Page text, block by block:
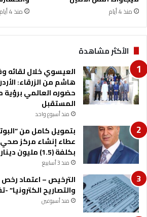
ا
ل
ح
ك
و
م
ي
ة منذ 4 أيام منذ 4 أيام
الأكثر مشاهدة
العيسوي خلال لقائه
هاشم من الزرقاء:
حضوره العالمي
المستقبل
منذ أسبوع واحد
بتمويل كامل من
عطاء إنشاء مركز
بكلفة (1.5) مليون دينار
منذ 3 أسابيع
الترخيص – اعتماد رخص
والتصاريح الكترونيا”
منذ أسبوعين